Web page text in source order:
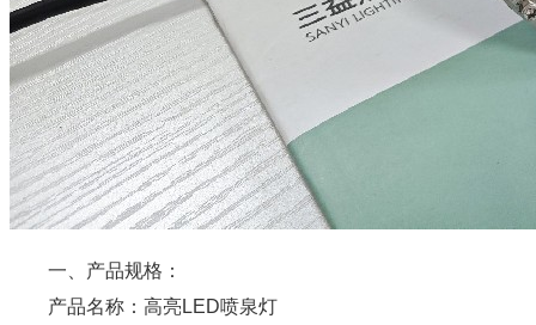
一、产品规格：
产品名称： 高亮LED喷泉灯